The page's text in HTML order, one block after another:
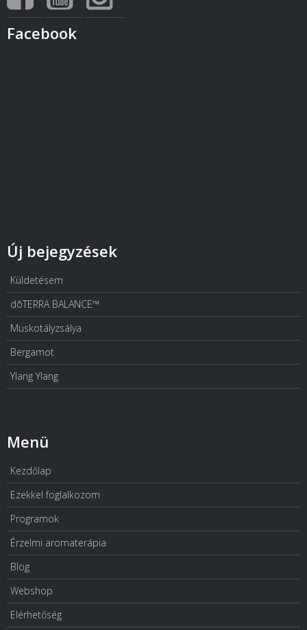
Facebook
Új bejegyzések
Küldetésem
dōTERRA BALANCE™
Muskotályzsálya
Bergamot
Ylang Ylang
Menü
Kezdőlap
Ezekkel foglalkozom
Programok
Érzelmi aromaterápia
Blog
Webshop
Elérhetőség